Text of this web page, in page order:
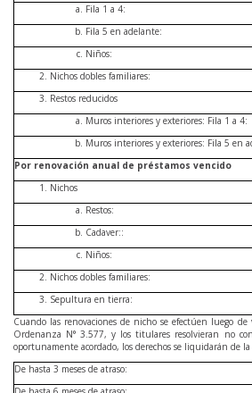
Fila 1 a 4:
Fila 5 en adelante:
Niños:
Nichos dobles familiares:
Restos reducidos
Muros interiores y exteriores: Fila 1 a 4:
Muros interiores y exteriores: Fila 5 en
Por renovación anual de préstamos vencido
Nichos
Restos:
Cadaver::
Niños:
Nichos dobles familiares:
Sepultura en tierra:
Cuando las renovaciones de nicho se efectúen luego
Ordenanza N° 3.577, y los titulares resolvieran no
oportunamente acordado, los derechos se liquidarán de
De hasta 3 meses de atraso: